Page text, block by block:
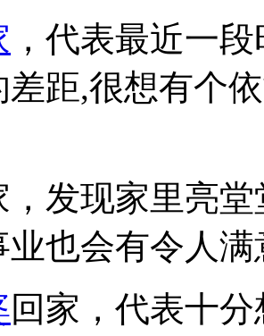
，代表最近一
差距,很想有个
，发现家里亮
业也会有令人
回家，代表十